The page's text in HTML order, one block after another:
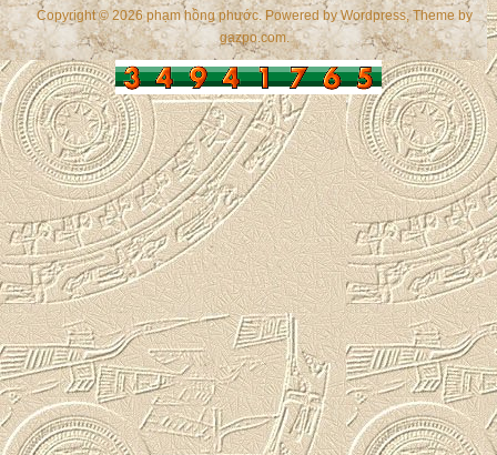
Copyright © 2026 phạm hồng phước. Powered byWordpress, Theme by
gazpo.com.